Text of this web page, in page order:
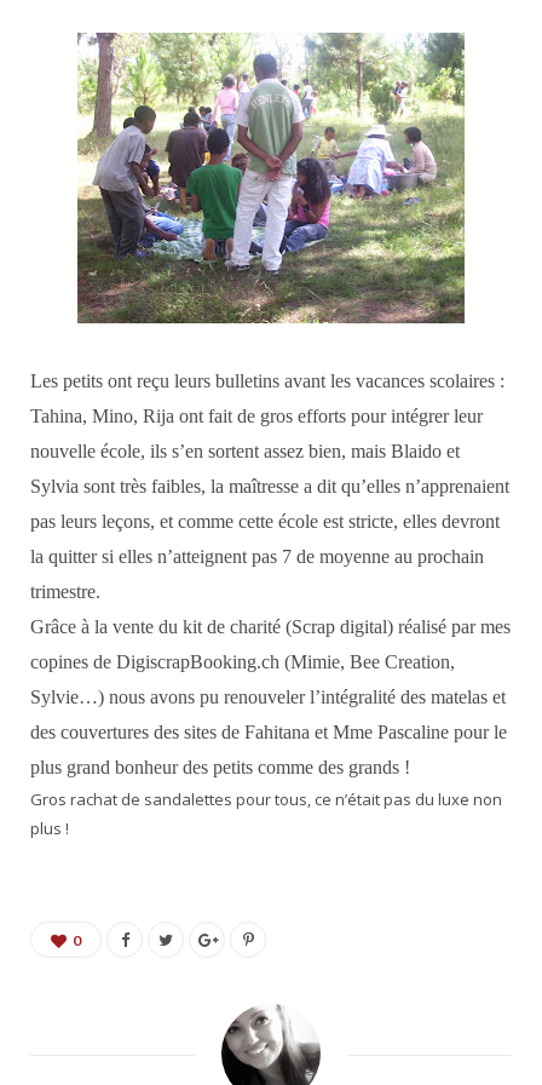
Les petits ont reçu leurs bulletins avant les vacances scolaires :
Tahina, Mino, Rija ont fait de gros efforts pour intégrer leur
nouvelle école, ils s’en sortent assez bien, mais Blaido et
Sylvia sont très faibles, la maîtresse a dit qu’elles n’apprenaient
pas leurs leçons, et comme cette école est stricte, elles devront
la quitter si elles n’atteignent pas 7 de moyenne au prochain
trimestre.
Grâce à la vente du kit de charité (Scrap digital) réalisé par mes
copines de DigiscrapBooking.ch (Mimie, Bee Creation,
Sylvie…) nous avons pu renouveler l’intégralité des matelas et
des couvertures des sites de Fahitana et Mme Pascaline pour le
plus grand bonheur des petits comme des grands !
Gros rachat de sandalettes pour tous, ce n’était pas du luxe non
plus !
0